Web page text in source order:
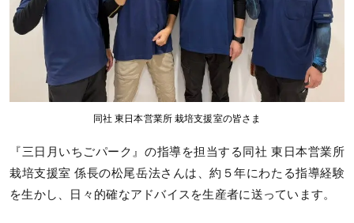
同社 東日本営業所 栽培支援室の皆さま
『三日月いちごパーク』の指導を担当する同社 東日本営業所
栽培支援室 係長の松尾岳法さんは、約５年にわたる指導経験
を生かし、日々的確なアドバイスを生産者に送っています。